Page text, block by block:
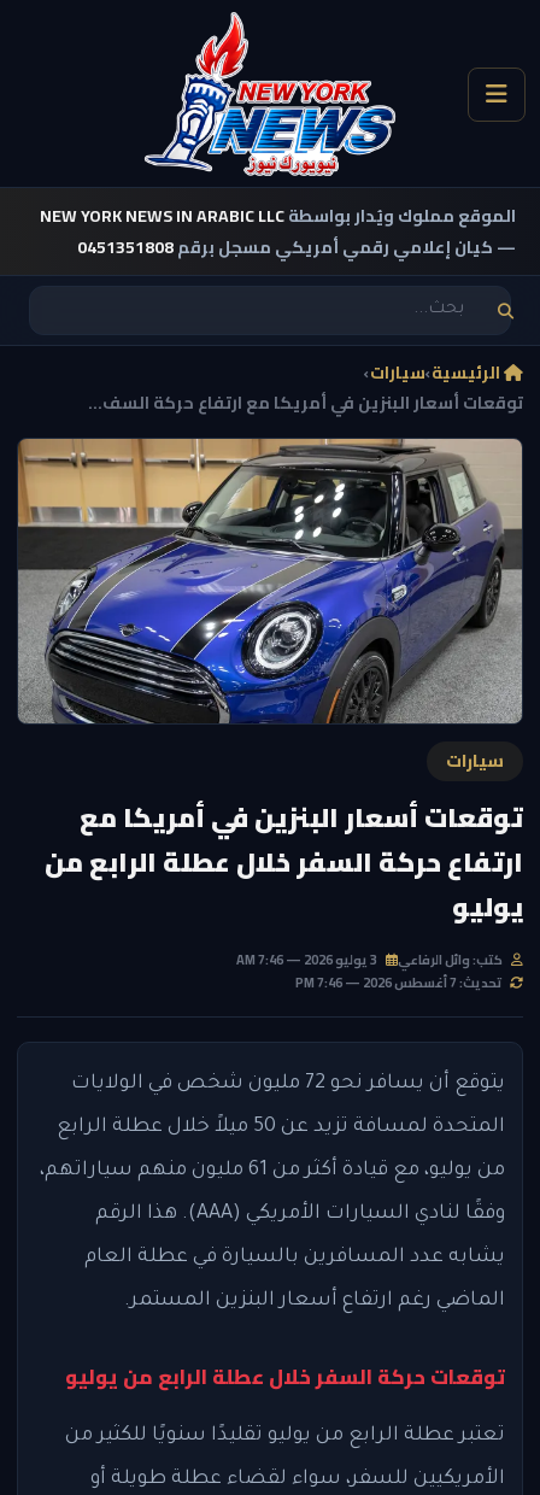
الموقع مملوك ويُدار بواسطةNEW YORK NEWS IN ARABIC LLC
— كيان إعلامي رقمي أمريكي مسجل برقم0451351808
الرئيسية›سيارات›
توقعات أسعار البنزين في أمريكا مع ارتفاع حركة السف...
سيارات
توقعات أسعار البنزين في أمريكا مع
ارتفاع حركة السفر خلال عطلة الرابع من
يوليو
كتب: وائل الرفاعي
تحديث: 7 أغسطس 2026 — 7:46 PM
يتوقع أن يسافر نحو 72 مليون شخص في الولايات
المتحدة لمسافة تزيد عن 50 ميلاً خلال عطلة الرابع
من يوليو، مع قيادة أكثر من 61 مليون منهم سياراتهم،
وفقًا لنادي السيارات الأمريكي (AAA). هذا الرقم
يشابه عدد المسافرين بالسيارة في عطلة العام
الماضي رغم ارتفاع أسعار البنزين المستمر.
توقعات حركة السفر خلال عطلة الرابع من يوليو
تعتبر عطلة الرابع من يوليو تقليدًا سنويًا للكثير من
الأمريكيين للسفر، سواء لقضاء عطلة طويلة أو